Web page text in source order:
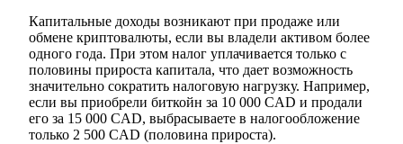
Капитальные доходы возникают при продаже или
обмене криптовалюты, если вы владели активом более
одного года. При этом налог уплачивается только с
половины прироста капитала, что дает возможность
значительно сократить налоговую нагрузку. Например,
если вы приобрели биткойн за 10 000 CAD и продали
его за 15 000 CAD, выбрасываете в налогообложение
только 2 500 CAD (половина прироста).